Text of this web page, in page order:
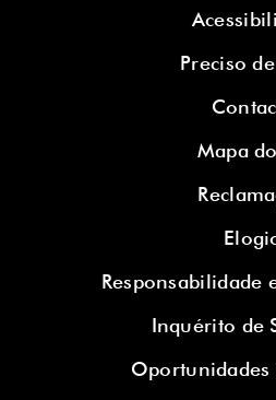
Preciso
Mapa
Responsabilidade
Inquérito de
Oportunidades